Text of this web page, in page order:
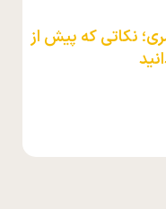
نکاتی که پیش از